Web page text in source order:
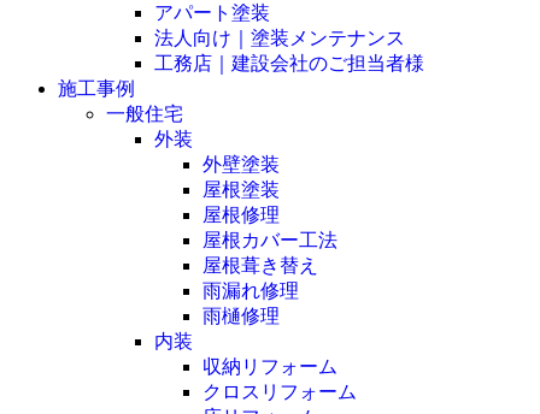
アパート塗装
法人向け｜塗装メンテナンス
工務店｜建設会社のご担当者様
施工事例
一般住宅
外装
外壁塗装
屋根塗装
屋根修理
屋根カバー工法
屋根葺き替え
雨漏れ修理
雨樋修理
内装
収納リフォーム
クロスリフォーム